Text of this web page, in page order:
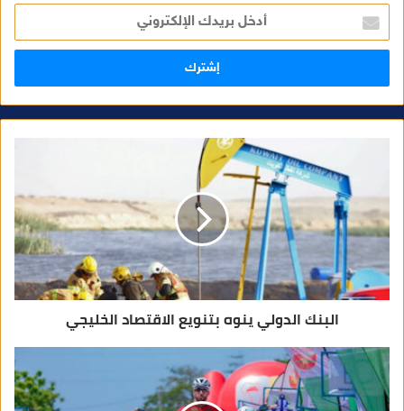
خ
ل
ر
ك
ت
ر
و
ي
البنك الدولي ينوه بتنويع الاقتصاد الخليجي